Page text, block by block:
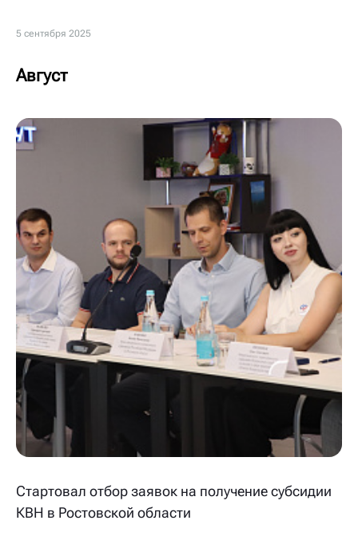
5 сентября 2025
Август
Стартовал отбор заявок на получение субсидии
КВН в Ростовской области